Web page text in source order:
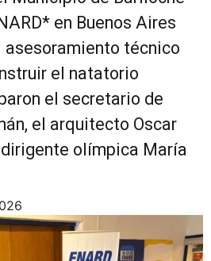
en Buenos Aires
asesoramiento técnico
el natatorio
el secretario de
el arquitecto Oscar
olímpica María